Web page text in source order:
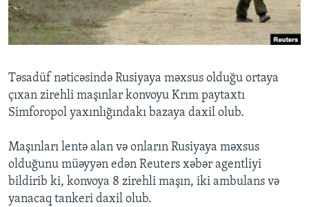
BIZI IZLƏYIN
Dillər
Təsadüf nəticəsində Rusiyaya məxsus olduğu ortaya
çıxan zirehli maşınlar konvoyu Krım paytaxtı
Simforopol yaxınlığındakı bazaya daxil olub.
Maşınları lentə alan və onların Rusiyaya məxsus
olduğunu müəyyən edən Reuters xəbər agentliyi
bildirib ki, konvoya 8 zirehli maşın, iki ambulans və
yanacaq tankeri daxil olub.